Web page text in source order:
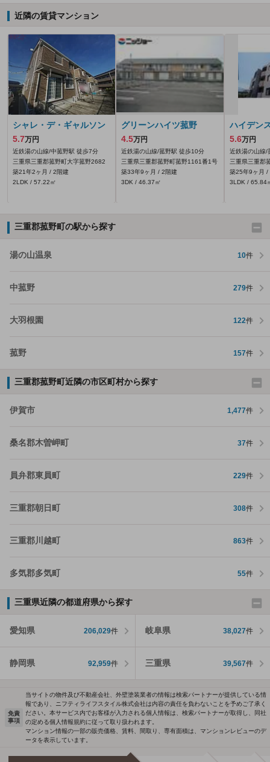
近隣の賃貸マンション
シャレ・デ・ギャルソン
5.7万円
近鉄湯の山線/中菰野駅 徒歩7分
三重県三重郡菰野町大字菰野2682
築21年2ヶ月 / 2階建
2LDK / 57.22㎡
グリーンハイツ菰野
4.5万円
近鉄湯の山線/菰野駅 徒歩10分
三重県三重郡菰野町菰野1161番1号
築33年9ヶ月 / 2階建
3DK / 46.37㎡
ハイデン
5.6万円
近鉄湯の山線/
三重県三重郡
築25年9ヶ月 /
3LDK / 65.84
三重郡菰野町の駅から探す
湯の山温泉 10件
中菰野 279件
大羽根園 122件
菰野 157件
三重郡菰野町近隣の市区町村から探す
伊賀市 1,477件
桑名郡木曽岬町 37件
員弁郡東員町 229件
三重郡朝日町 308件
三重郡川越町 863件
多気郡多気町 55件
三重県近隣の都道府県から探す
愛知県 206,029件 岐阜県 38,027件
静岡県 92,959件 三重県 39,567件
免責
事項
当サイトの物件及び不動産会社、外壁塗装業者の情報は検索パートナーが提供している情
報であり、ニフティライフスタイル株式会社は内容の責任を負わないことを予めご了承く
ださい。本サービス内でお客様が入力される個人情報は、検索パートナーが取得し、同社
の定める個人情報規約に従って取り扱われます。
マンション情報の一部の販売価格、賃料、間取り、専有面積は、マンションレビューのデ
ータを表示しています。